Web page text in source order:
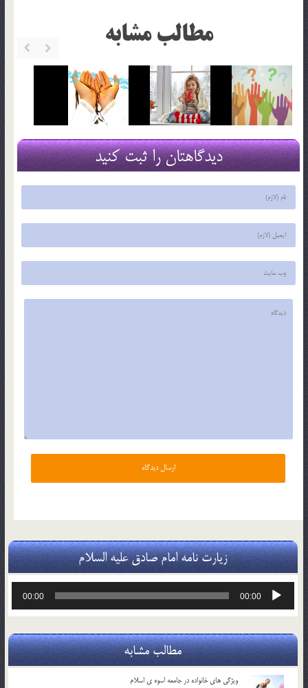
مطالب مشابه
دیدگاهتان را ثبت کنید
زیارت نامه امام صادق علیه السلام
پخش‌کننده
00:00
00:00
مطالب مشابه
ويژگي هاي خانواده در جامعه اسوه ي اسلام